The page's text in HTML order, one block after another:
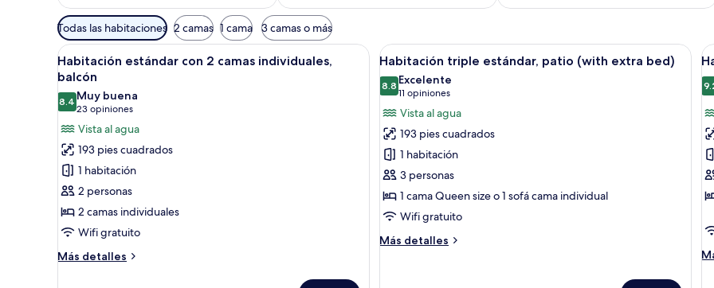
Filtros
disponibles
para
las
habitaciones
Todas las habitaciones 2 camas 1 cama 3 camas o más
Abrir
todas
las
fotos
de
Habitación
estándar
con
2
camas
individuales,
balcón
Una cama doble con sábanas blancas y almohadas estampadas, una mesita de noche con un jarrón de
4
Habitación estándar con 2 camas individuales,
balcón
8.48.4 de 10
Muy buena
23 opiniones
(23
opiniones)
Vista al agua
193 pies cuadrados
1 habitación
2 personas
2 camas individuales
Wifi gratuito
Más detalles
Más
Abrir
todas
las
fotos
de
Habitación
triple
estándar,
patio
(with
extra
Habitación de hotel con dos camas,
5
Habitación triple estándar, patio (with extra bed)
8.88.8 de 10
Excelente
11 opiniones
(11
opiniones)
Vista al agua
193 pies cuadrados
1 habitación
3 personas
1 cama Queen size o 1 sofá cama individual
Wifi gratuito
Más detalles
Más